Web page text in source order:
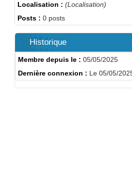
Localisation : (Localisation)
Posts : 0 posts
Historique
Membre depuis le : 05/05/2025
Dernière connexion : Le 05/05/